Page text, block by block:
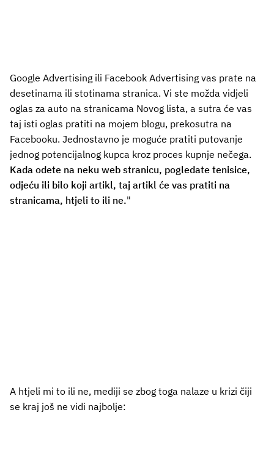
Google Advertising ili Facebook Advertising vas prate na
desetinama ili stotinama stranica. Vi ste možda vidjeli
oglas za auto na stranicama Novog lista, a sutra će vas
taj isti oglas pratiti na mojem blogu, prekosutra na
Facebooku. Jednostavno je moguće pratiti putovanje
jednog potencijalnog kupca kroz proces kupnje nečega.
Kada odete na neku web stranicu, pogledate tenisice,
odjeću ili bilo koji artikl, taj artikl će vas pratiti na
stranicama, htjeli to ili ne."
A htjeli mi to ili ne, mediji se zbog toga nalaze u krizi čiji
se kraj još ne vidi najbolje: